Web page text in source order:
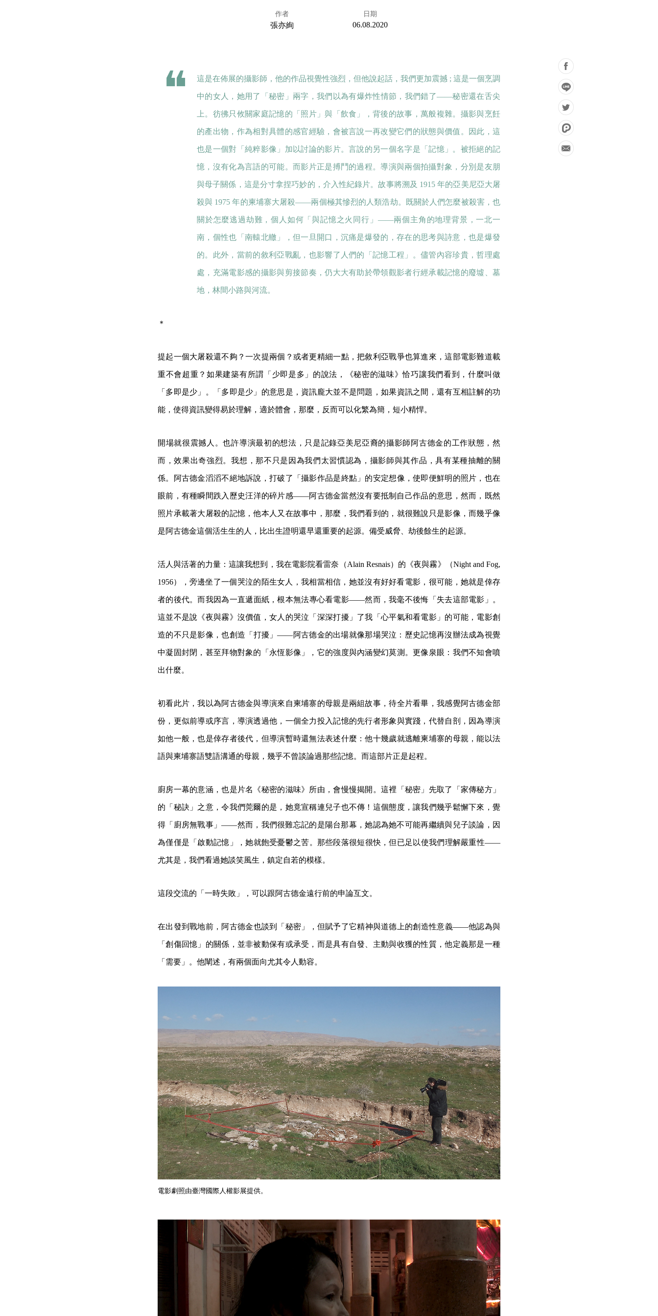
作者
張亦絢
日期
06.08.2020
這是在佈展的攝影師，他的作品視覺性強烈，但他說起話，我們更加震撼 ; 這是一個烹調
中的女人，她用了「秘密」兩字，我們以為有爆炸性情節，我們錯了——秘密還在舌尖
上。彷彿只攸關家庭記憶的「照片」與「飲食」，背後的故事，萬般複雜。攝影與烹飪
的產出物，作為相對具體的感官經驗，會被言說一再改變它們的狀態與價值。因此，這
也是一個對「純粹影像」加以討論的影片。言說的另一個名字是「記憶」。被拒絕的記
憶，沒有化為言語的可能。而影片正是搏鬥的過程。導演與兩個拍攝對象，分別是友朋
與母子關係，這是分寸拿捏巧妙的，介入性紀錄片。故事將溯及 1915 年的亞美尼亞大屠
殺與 1975 年的柬埔寨大屠殺——兩個極其慘烈的人類浩劫。既關於人們怎麼被殺害，也
關於怎麼逃過劫難，個人如何「與記憶之火同行」——兩個主角的地理背景，一北一
南，個性也「南轅北轍」，但一旦開口，沉痛是爆發的，存在的思考與詩意，也是爆發
的。此外，當前的敘利亞戰亂，也影響了人們的「記憶工程」。儘管內容珍貴，哲理處
處，充滿電影感的攝影與剪接節奏，仍大大有助於帶領觀影者行經承載記憶的廢墟、墓
地，林間小路與河流。
＊
提起一個大屠殺還不夠？一次提兩個？或者更精細一點，把敘利亞戰爭也算進來，這部電影難道載
重不會超重？如果建築有所謂「少即是多」的說法，《秘密的滋味》恰巧讓我們看到，什麼叫做
「多即是少」。「多即是少」的意思是，資訊龐大並不是問題，如果資訊之間，還有互相註解的功
能，使得資訊變得易於理解，適於體會，那麼，反而可以化繁為簡，短小精悍。
開場就很震撼人。也許導演最初的想法，只是記錄亞美尼亞裔的攝影師阿古德金的工作狀態，然
而，效果出奇強烈。我想，那不只是因為我們太習慣認為，攝影師與其作品，具有某種抽離的關
係。阿古德金滔滔不絕地訴說，打破了「攝影作品是終點」的安定想像，使即便鮮明的照片，也在
眼前，有種瞬間跌入歷史汪洋的碎片感——阿古德金當然沒有要抵制自己作品的意思，然而，既然
照片承載著大屠殺的記憶，他本人又在故事中，那麼，我們看到的，就很難說只是影像，而幾乎像
是阿古德金這個活生生的人，比出生證明還早還重要的起源。備受威脅、劫後餘生的起源。
活人與活著的力量：這讓我想到，我在電影院看雷奈（Alain Resnais）的《夜與霧》（Night and Fog,
1956），旁邊坐了一個哭泣的陌生女人，我相當相信，她並沒有好好看電影，很可能，她就是倖存
者的後代。而我因為一直遞面紙，根本無法專心看電影——然而，我毫不後悔「失去這部電影」。
這並不是說《夜與霧》沒價值，女人的哭泣「深深打擾」了我「心平氣和看電影」的可能，電影創
造的不只是影像，也創造「打擾」——阿古德金的出場就像那場哭泣：歷史記憶再沒辦法成為視覺
中凝固封閉，甚至拜物對象的「永恆影像」，它的強度與內涵變幻莫測。更像泉眼：我們不知會噴
出什麼。
初看此片，我以為阿古德金與導演來自柬埔寨的母親是兩組故事，待全片看畢，我感覺阿古德金部
份，更似前導或序言，導演透過他，一個全力投入記憶的先行者形象與實踐，代替自剖，因為導演
如他一般，也是倖存者後代，但導演暫時還無法表述什麼：他十幾歲就逃離柬埔寨的母親，能以法
語與柬埔寨語雙語溝通的母親，幾乎不曾談論過那些記憶。而這部片正是起程。
廚房一幕的意涵，也是片名《秘密的滋味》所由，會慢慢揭開。這裡「秘密」先取了「家傳秘方」
的「秘訣」之意，令我們莞爾的是，她竟宣稱連兒子也不傳！這個態度，讓我們幾乎鬆懈下來，覺
得「廚房無戰事」——然而，我們很難忘記的是陽台那幕，她認為她不可能再繼續與兒子談論，因
為僅僅是「啟動記憶」，她就飽受憂鬱之苦。那些段落很短很快，但已足以使我們理解嚴重性——
尤其是，我們看過她談笑風生，鎮定自若的模樣。
這段交流的「一時失敗」，可以跟阿古德金遠行前的申論互文。
在出發到戰地前，阿古德金也談到「秘密」，但賦予了它精神與道德上的創造性意義——他認為與
「創傷回憶」的關係，並非被動保有或承受，而是具有自發、主動與收獲的性質，他定義那是一種
「需要」。他闡述，有兩個面向尤其令人動容。
電影劇照由臺灣國際人權影展提供。